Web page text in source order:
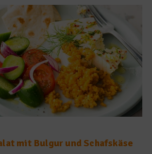
mit Bulgur und Schafskäse